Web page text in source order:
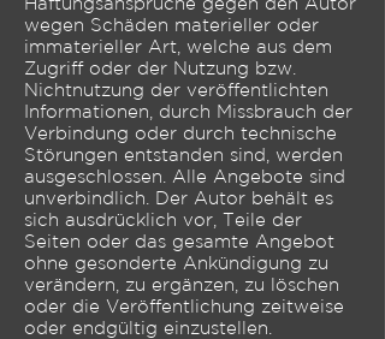
wegen Schäden materieller oder
immaterieller Art, welche aus dem
Zugriff oder der Nutzung bzw.
Nichtnutzung der veröffentlichten
Informationen, durch Missbrauch der
Verbindung oder durch technische
Störungen entstanden sind, werden
ausgeschlossen. Alle Angebote sind
unverbindlich. Der Autor behält es
sich ausdrücklich vor, Teile der
Seiten oder das gesamte Angebot
ohne gesonderte Ankündigung zu
verändern, zu ergänzen, zu löschen
oder die Veröffentlichung zeitweise
oder endgültig einzustellen.